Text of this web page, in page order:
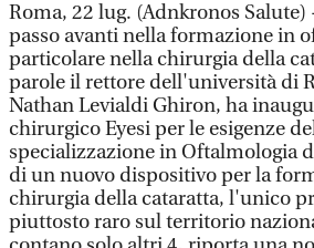
Roma, 22 lug. (Adnkronos
passo avanti nella formazione in
particolare nella chirurgia della
parole il rettore dell'università di
Nathan Levialdi Ghiron, ha
chirurgico Eyesi per le esigenze
specializzazione in Oftalmologia
di un nuovo dispositivo per la
chirurgia della cataratta, l'unico
piuttosto raro sul territorio